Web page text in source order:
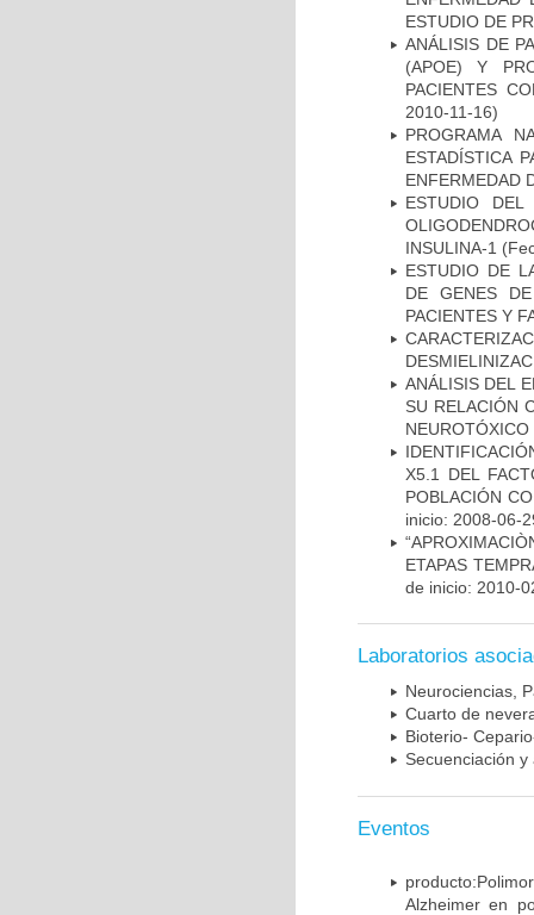
ESTUDIO DE
ANÁLISIS DE
(APOE) Y
PACIENTES
2010-11-16)
PROGRAMA
ESTADÍSTICA
ENFERMEDAD
ESTUDIO
INSULINA-1
ESTUDIO DE
DE GENES
PACIENTES Y
ANÁLISIS DEL
SU RELACIÓN
NEUROTÓXICO
X5.1 DEL
POBLACIÓN
inicio: 2008-06-
ETAPAS
de inicio: 2010-
Laboratorios
Neurociencias,
Cuarto de
Bioterio-
Secuenciación
Eventos
Alzheimer en